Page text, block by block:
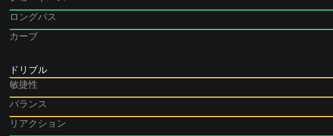
ロングパス
カーブ
ドリブル
敏捷性
バランス
リアクション